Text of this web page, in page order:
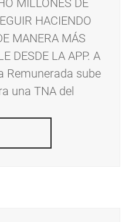
MILLONES DE
HACIENDO
MANERA MÁS
DESDE LA APP. A
Remunerada sube
una TNA del